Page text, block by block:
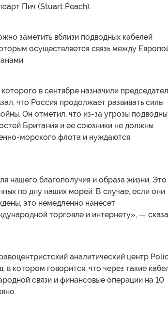
Пич (Stuart Peach).
заметить вблизи подводных кабелей
осуществляется связь между
в сентябре назначили
что Россия продолжает развивать силы
Он отметил, что из-за угрозы
Британия и ее союзники не должны
морского флота и нуждаются
нашего благополучия и образа жизни. Это
по дну наших морей. В случае, если они
это немедленно нанесет
торговле и интернету», —
аналитический центр
в котором говорится, что через такие
связи и финансовые операции на 10